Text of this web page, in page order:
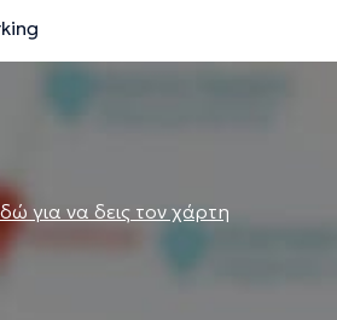
για να δεις τον χάρτη